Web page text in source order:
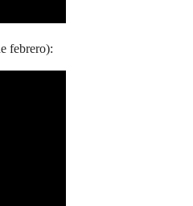
febrero):